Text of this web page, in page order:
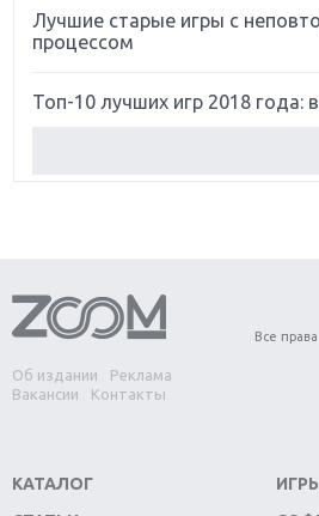
Лучшие старые игры с
процессом
Топ-10 лучших игр 2018 года:
Обзор игры Forza Horizon 4:
Две важных новинки для
Divinity Original Sin 2
Switch
Об издании
Реклама
Вакансии
Контакты
Все
КАТАЛОГ